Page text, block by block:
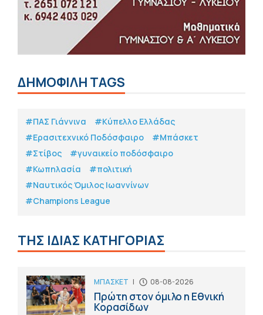
ΔΗΜΟΦΙΛΗ TAGS
#ΠΑΣ Γιάννινα
#Κύπελλο Ελλάδας
#Eρασιτεχνικό Ποδόσφαιρο
#Μπάσκετ
#Στίβος
#γυναικείο ποδόσφαιρο
#Κωπηλασία
#πολιτική
#Ναυτικός Όμιλος Ιωαννίνων
#Champions League
ΤΗΣ ΙΔΙΑΣ ΚΑΤΗΓΟΡΙΑΣ
ΜΠΑΣΚΕΤ | 08-08-2026
Πρώτη στον όμιλο η Εθνική
Κορασίδων